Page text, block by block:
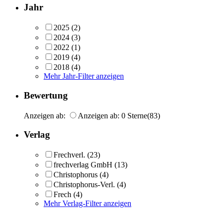
Jahr
2025 (2)
2024 (3)
2022 (1)
2019 (4)
2018 (4)
Mehr Jahr-Filter anzeigen
Bewertung
Anzeigen ab: Anzeigen ab: 0 Sterne(83)
Verlag
Frechverl. (23)
frechverlag GmbH (13)
Christophorus (4)
Christophorus-Verl. (4)
Frech (4)
Mehr Verlag-Filter anzeigen